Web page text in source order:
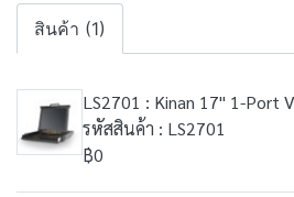
สินค้า (1)
LS2701 : Kinan 17" 1-Port
รหัสสินค้า : LS2701
฿0